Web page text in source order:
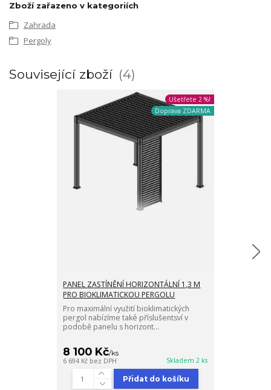
Zboží zařazeno v kategoriích
Zahrada
Pergoly
Související zboží 4
Ušetřete 2 %!
Doprava ZDARMA
PANEL ZASTÍNĚNÍ HORIZONTÁLNÍ 1,3 M
PRO BIOKLIMATICKOU PERGOLU
Pro maximální využití bioklimatických
pergol nabízíme také příslušentsví v
podobě panelu s horizont...
8 100 Kč/ks
6 694 Kč bez DPH Skladem 2 ks
Přidat do košíku